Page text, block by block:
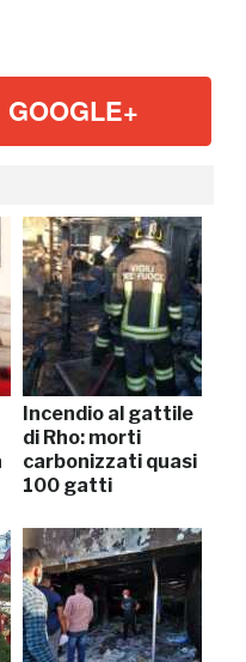
GOOGLE+
Incendio al gattile
di Rho: morti
carbonizzati quasi
100 gatti